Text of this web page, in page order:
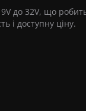
до 32V, що
і доступну ціну.